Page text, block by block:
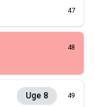
47
48
Uge 8 49